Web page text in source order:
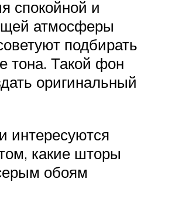
спокойной и
атмосферы
подбирать
тона. Такой фон
оригинальный
интересуются
какие шторы
обоям